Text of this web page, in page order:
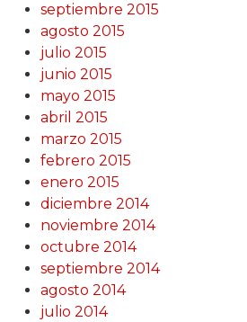
septiembre 2015
agosto 2015
julio 2015
junio 2015
mayo 2015
abril 2015
marzo 2015
febrero 2015
enero 2015
diciembre 2014
noviembre 2014
octubre 2014
septiembre 2014
agosto 2014
julio 2014